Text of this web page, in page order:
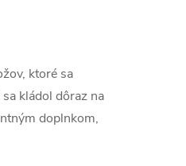
ktoré sa
kládol dôraz na
doplnkom,